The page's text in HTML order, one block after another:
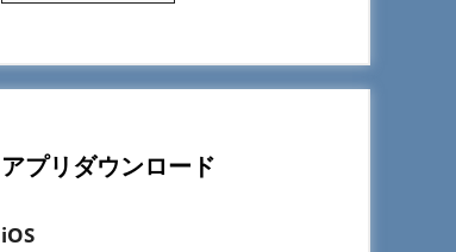
アプリダウンロード
iOS